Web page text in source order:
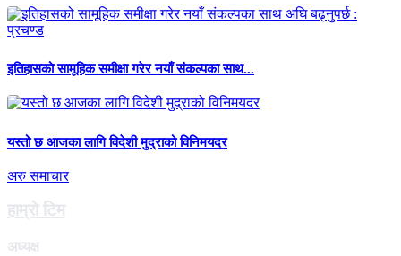
इतिहासको सामूहिक समीक्षा गरेर नयाँ संकल्पका साथ...
यस्तो छ आजका लागि विदेशी मुद्राको विनिमयदर
अरु समाचार
हाम्राे टिम
अध्यक्ष